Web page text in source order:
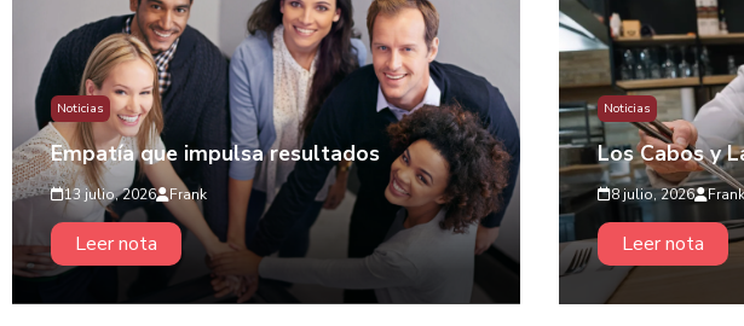
Noticias
Empatía que impulsa resultados
13 julio, 2026 Frank
Leer nota
Noticias
Los Cabos y
8 julio, 2026 Frank
Leer nota